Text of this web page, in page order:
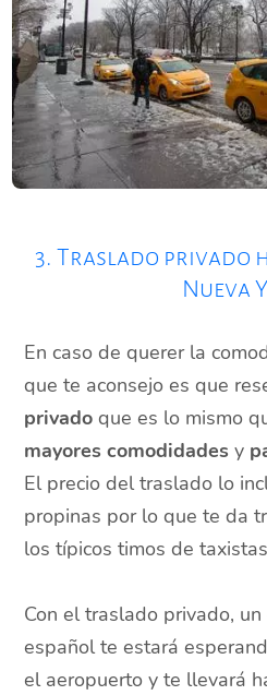
3. Traslado privado
Nueva
En caso de querer la
que te aconsejo es que
privado que es lo mismo
mayores comodidades y
El precio del traslado lo
propinas por lo que te da
los típicos timos de
Con el traslado privado,
español te estará
el aeropuerto y te llevará